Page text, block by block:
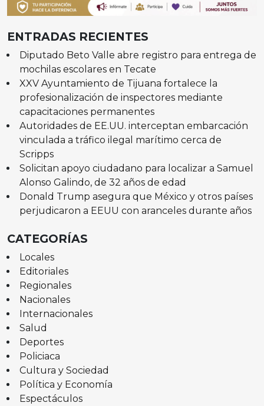
ENTRADAS RECIENTES
Diputado Beto Valle abre registro para entrega de
mochilas escolares en Tecate
XXV Ayuntamiento de Tijuana fortalece la
profesionalización de inspectores mediante
capacitaciones permanentes
Autoridades de EE.UU. interceptan embarcación
vinculada a tráfico ilegal marítimo cerca de
Scripps
Solicitan apoyo ciudadano para localizar a Samuel
Alonso Galindo, de 32 años de edad
Donald Trump asegura que México y otros países
perjudicaron a EEUU con aranceles durante años
CATEGORÍAS
Locales
Editoriales
Regionales
Nacionales
Internacionales
Salud
Deportes
Policiaca
Cultura y Sociedad
Política y Economía
Espectáculos